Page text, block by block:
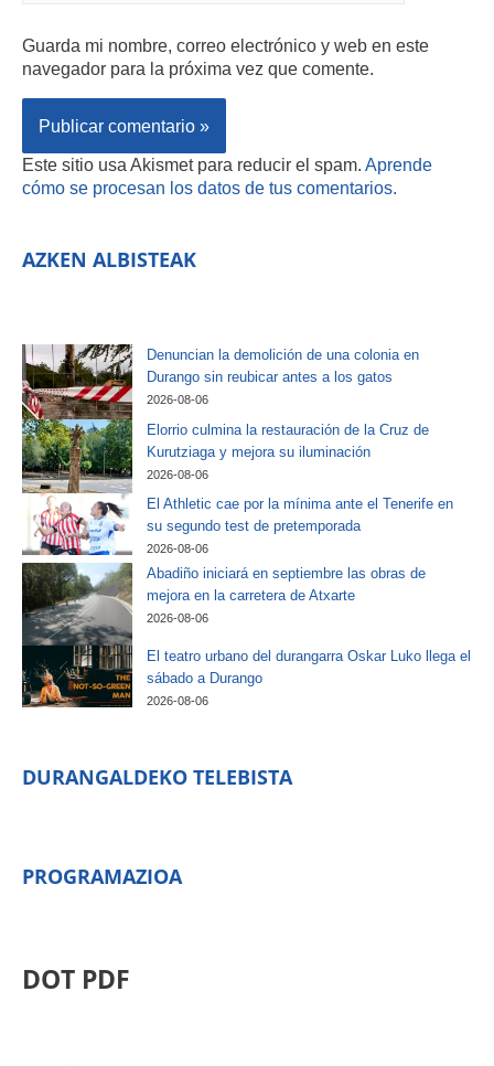
Guarda mi nombre, correo electrónico y web en este
navegador para la próxima vez que comente.
Este sitio usa Akismet para reducir el spam. Aprende
cómo se procesan los datos de tus comentarios.
AZKEN ALBISTEAK
Denuncian la demolición de una colonia en
Durango sin reubicar antes a los gatos
2026-08-06
Elorrio culmina la restauración de la Cruz de
Kurutziaga y mejora su iluminación
2026-08-06
El Athletic cae por la mínima ante el Tenerife en
su segundo test de pretemporada
2026-08-06
Abadiño iniciará en septiembre las obras de
mejora en la carretera de Atxarte
2026-08-06
El teatro urbano del durangarra Oskar Luko llega el
sábado a Durango
2026-08-06
DURANGALDEKO TELEBISTA
PROGRAMAZIOA
DOT PDF